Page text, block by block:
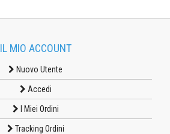
IL MIO ACCOUNT
Nuovo Utente
Accedi
I Miei Ordini
Tracking Ordini